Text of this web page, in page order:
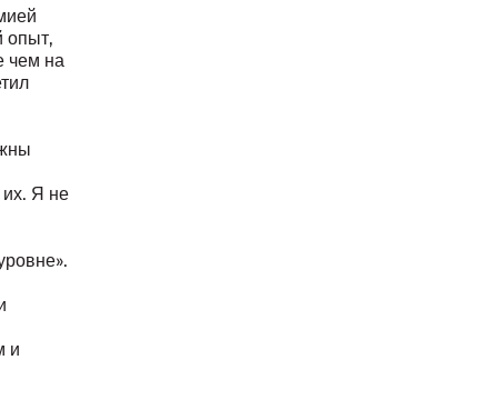
опыт,
чем на
их. Я не
и